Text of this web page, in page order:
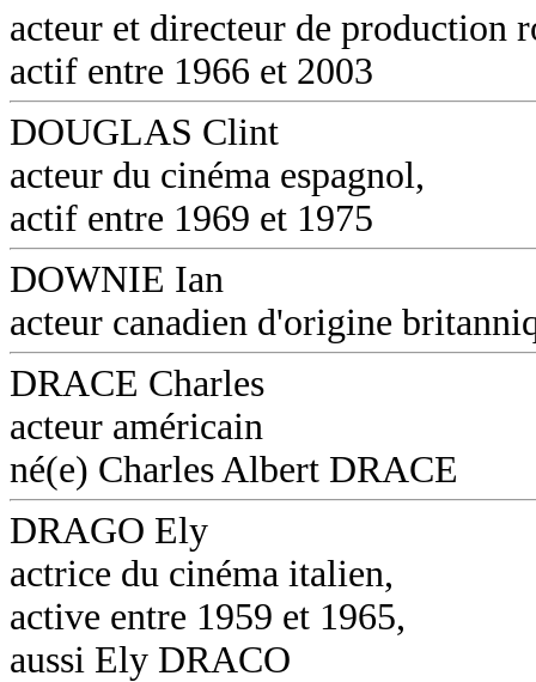
acteur et directeur de production
actif entre 1966 et 2003
DOUGLAS Clint
acteur du cinéma espagnol,
actif entre 1969 et 1975
DOWNIE Ian
acteur canadien d'origine
DRACE Charles
acteur américain
né(e) Charles Albert DRACE
DRAGO Ely
actrice du cinéma italien,
active entre 1959 et 1965,
aussi Ely DRACO